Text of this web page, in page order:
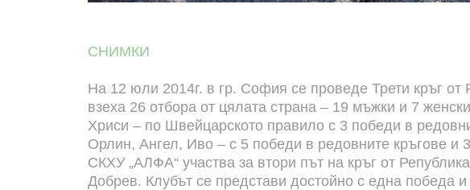
СНИМКИ
На 12 юли 2014г. в гр. София се проведе Трети кръг от
взеха 26 отбора от цялата страна – 19 мъжки и 7
Хриси – по Швейцарското правило с 3 победи в
Орлин, Ангел, Иво – с 5 победи в редовните кръгове и
СКХУ „АЛФА“ участва за втори път на кръг от
Добрев. Клубът се представи достойно с една победа